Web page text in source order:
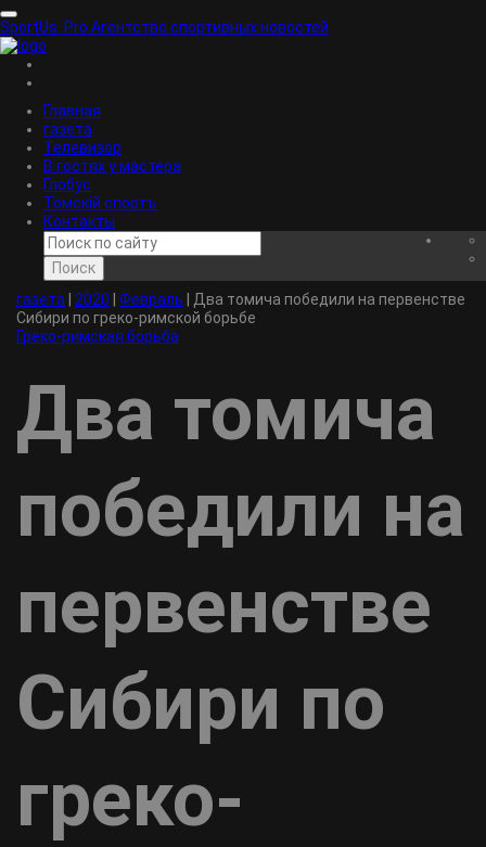
SportUs. Pro Агентство спортивных новостей
Главная
газета
Телевизор
В гостях у мастера
Глобус
Томскiй спортъ
Контакты
Поиск
газета
2020 Февраль
Два томича победили на первенстве
Сибири по греко-римской борьбе
Греко-римская борьба
Два томича
победили на
первенстве
Сибири по
греко-